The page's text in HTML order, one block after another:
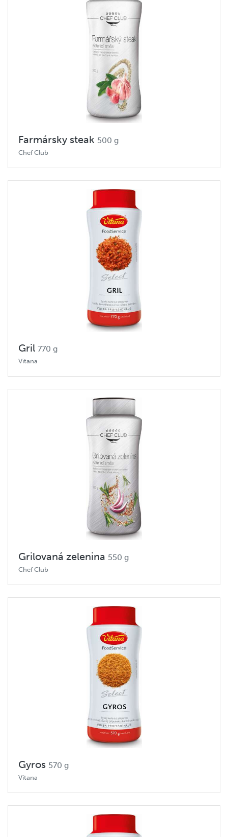
Farmársky steak 500 g
Chef Club
Gril 770 g
Vitana
Grilovaná zelenina 550 g
Chef Club
Gyros 570 g
Vitana